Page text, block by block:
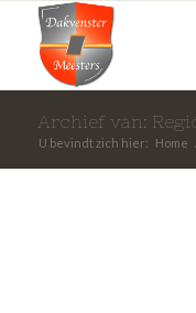
Archief van:
U bevindt zich hier: Home